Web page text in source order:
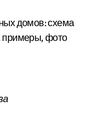
домов: схема
примеры, фото